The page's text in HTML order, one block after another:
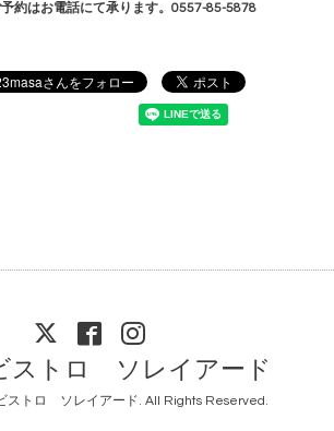
約はお電話にて承ります。0557-85-5878
ストロ ソレイアード
ストロ ソレイアード. All Rights Reserved.